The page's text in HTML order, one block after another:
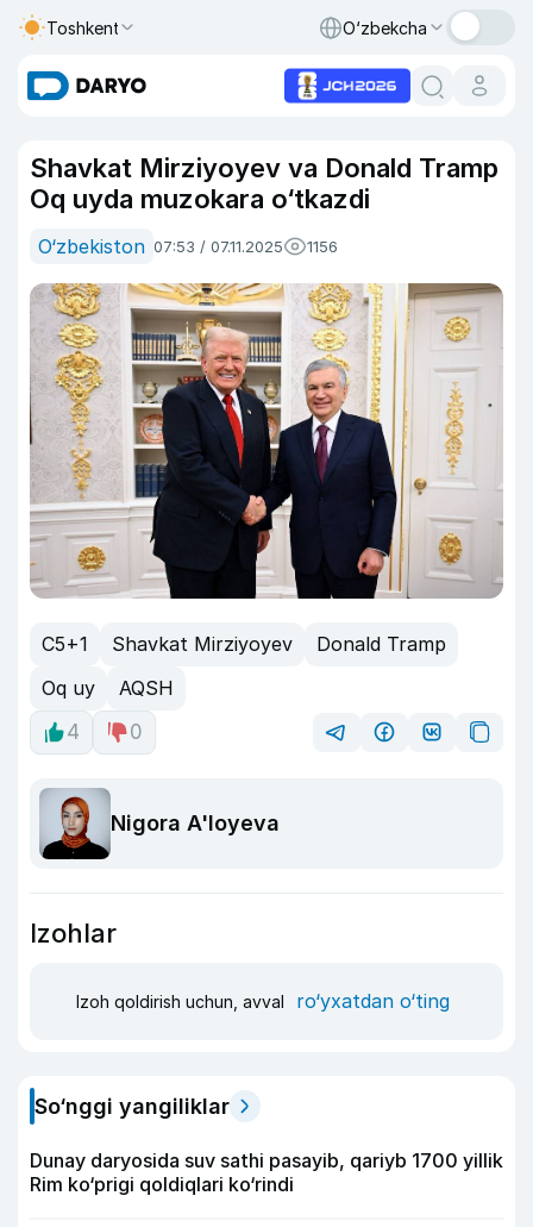
Toshkent O‘zbekcha
Shavkat Mirziyoyev va Donald Tramp
Oq uyda muzokara o‘tkazdi
O‘zbekiston 07:53 / 07.11.2025 1156
C5+1 Shavkat Mirziyoyev
Donald Tramp
Oq uy
AQSH
4
0
Nigora A'loyeva
Izohlar
Izoh qoldirish uchun, avval ro‘yxatdan o‘ting
So‘nggi yangiliklar
Dunay daryosida suv sathi pasayib, qariyb 1700 yillik
Rim ko‘prigi qoldiqlari ko‘rindi